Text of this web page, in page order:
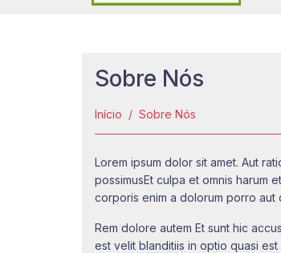
Sobre Nós
Início Sobre Nós
Lorem ipsum dolor sit amet. Aut
possimusEt culpa et omnis harum
corporis enim a dolorum porro aut
Rem dolore autem Et sunt hic
est velit blanditiis in optio quasi